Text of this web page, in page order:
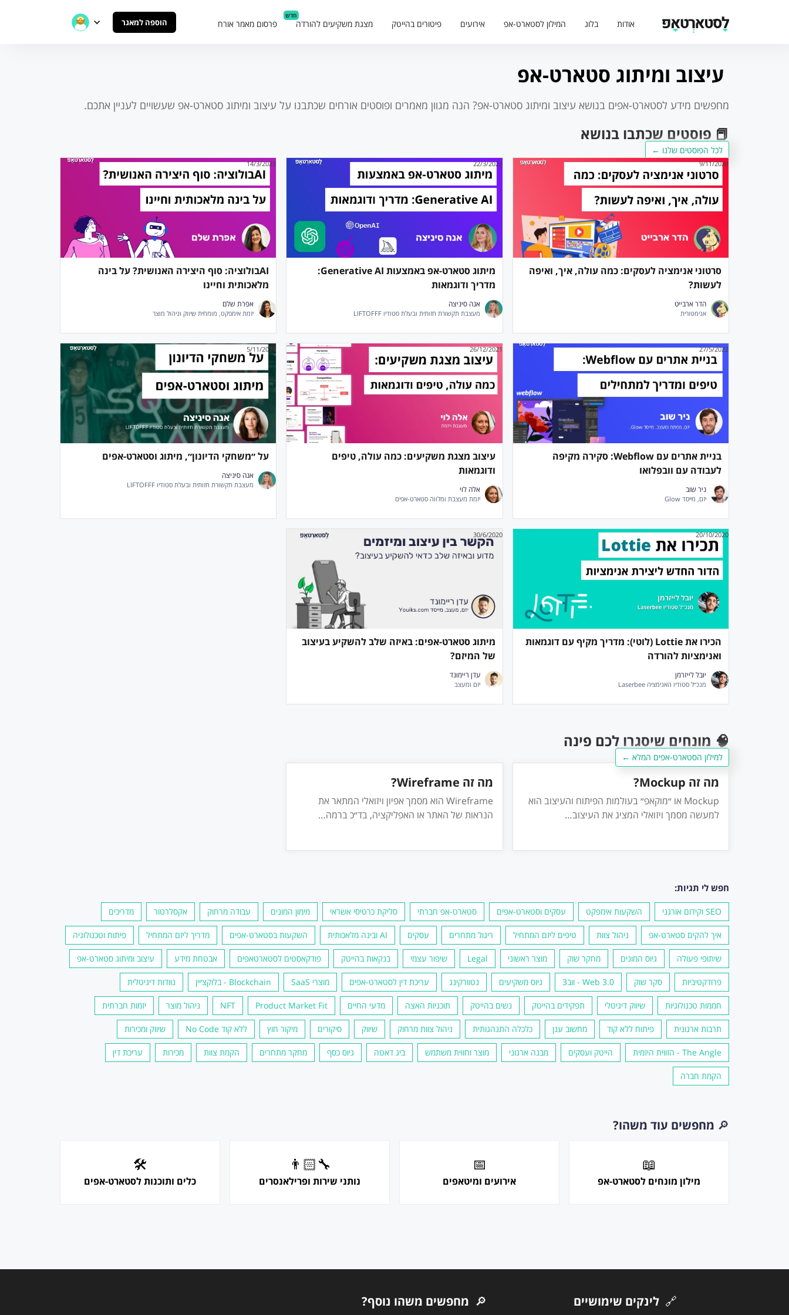
אודות בלוג המילון לסטארט-אפ אירועים פיטורים בהייטק מצגת משקיעים להורדה
חדש
פרסום מאמר אורח הוספה למאגר
עיצוב ומיתוג סטארט-אפ
מחפשים מידע לסטארט-אפים בנושא עיצוב ומיתוג סטארט-אפ? הנה מגוון מאמרים ופוסטים אורחים שכתבנו על עיצוב ומיתוג סטארט-אפ שעשויים לעניין אתכם.
📕 פוסטים שכתבו בנושא
לכל הפוסטים שלנו ←
סרטוני אנימציה לעסקים: כמה עולה, איך, ואיפה
לעשות?
הדר ארבייט
אנימטורית
9/11/2024
מיתוג סטארט-אפ באמצעות Generative AI:
מדריך ודוגמאות
אנה סיניצה
מעצבת תקשורת חזותית ובעלת סטודיו LIFTOFFF
22/3/2023
AIבולוציה: סוף היצירה האנושית? על בינה
מלאכותית וחיינו
אפרת שלם
יזמת אימפקט, מומחית שיווק וניהול מוצר
14/3/2023
בניית אתרים עם Webflow: סקירה מקיפה
לעבודה עם וובפלואו
ניר שוב
יזם, מייסד Glow
27/5/2022
עיצוב מצגת משקיעים: כמה עולה, טיפים
ודוגמאות
אלה לוי
יזמת מעצבת ומלווה סטארט-אפים
26/12/2021
על ״משחקי הדיונון״, מיתוג וסטארט-אפים
אנה סיניצה
מעצבת תקשורת חזותית ובעלת סטודיו LIFTOFFF
5/11/2021
הכירו את Lottie (לוטי): מדריך מקיף עם דוגמאות
ואנימציות להורדה
יובל לייזרמן
מנכ״ל סטודיו האנימציה Laserbee
20/10/2020
מיתוג סטארט-אפים: באיזה שלב להשקיע בעיצוב
של המיזם?
עדן ריימונד
יזם ומעצב
30/6/2020
🧠 מונחים שיסגרו לכם פינה
למילון הסטארט-אפים המלא ←
מה זה Mockup?
Mockup או ״מוקאפ״ בעולמות הפיתוח והעיצוב הוא
למעשה מסמך ויזואלי המציג את העיצוב…
מה זה Wireframe?
Wireframe הוא מסמך אפיון ויזואלי המתאר את
הנראות של האתר או האפליקציה, בד״כ ברמה…
חפש לי תגיות:
SEO וקידום אורגני השקעות אימפקט עסקים וסטארט-אפים סטארט-אפ חברתי סליקת כרטיסי אשראי מימון המונים עבודה מרחוק אקסלרטור מדריכים
איך להקים סטארט-אפ ניהול צוות טיפים ליזם המתחיל ריגול מתחרים עסקים AI ובינה מלאכותית השקעות בסטארט-אפים מדריך ליזם המתחיל פיתוח וטכנולוגיה
שיתופי פעולה גיוס המונים מחקר שוק מוצר ראשוני Legal שיפור עצמי בנקאות בהייטק פודקאסטים לסטארטאפים אבטחת מידע עיצוב ומיתוג סטארט-אפ
פרודקטיביות סקר שוק Web 3.0 - ווב3 גיוס משקיעים נטוורקינג עריכת דין לסטארט-אפים מוצרי SaaS Blockchain - בלוקצ׳יין נוודות דיגיטלית
חממות טכנולוגיות שיווק דיגיטלי תפקידים בהייטק נשים בהייטק תוכניות האצה מדעי החיים Product Market Fit
NFT ניהול מוצר יזמות חברתית
תרבות ארגונית פיתוח ללא קוד מחשוב ענן כלכלה התנהגותית ניהול צוות מרחוק שיווק סיקורים מיקור חוץ ללא קוד No Code שיווק ומכירות
The Angle - הזווית היזמית הייטק ועסקים מבנה ארגוני מוצר וחווית משתמש ביג דאטה גיוס כסף מחקר מתחרים הקמת צוות מכירות עריכת דין
הקמת חברה
🔎 מחפשים עוד משהו?
📖
מילון מונחים לסטארט-אפ
📅
אירועים ומיטאפים
👨🏻‍🔧
נותני שירות ופרילאנסרים
🛠
כלים ותוכנות לסטארט-אפים
🔗 לינקים שימושיים 🔎 מחפשים משהו נוסף?